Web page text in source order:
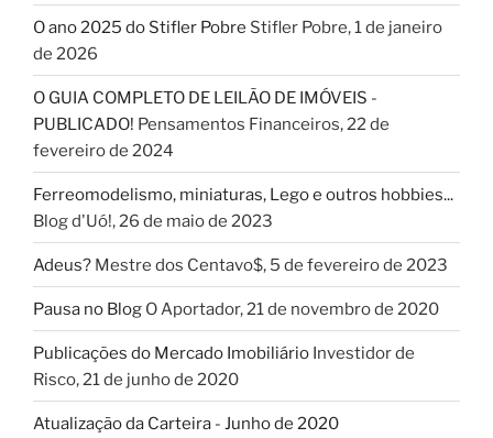
O ano 2025 do Stifler Pobre Stifler Pobre,1 de janeiro
de 2026
O GUIA COMPLETO DE LEILÃO DE IMÓVEIS -
PUBLICADO! Pensamentos Financeiros,22 de
fevereiro de 2024
Ferreomodelismo, miniaturas, Lego e outros hobbies...
Blog d'Uó!,26 de maio de 2023
Adeus? Mestre dos Centavo$, 5 de fevereiro de 2023
Pausa no Blog O Aportador,21 de novembro de 2020
Publicações do Mercado Imobiliário Investidor de
Risco,21 de junho de 2020
Atualização da Carteira - Junho de 2020